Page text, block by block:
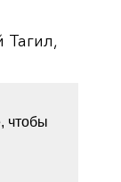
чтобы
Тагил,